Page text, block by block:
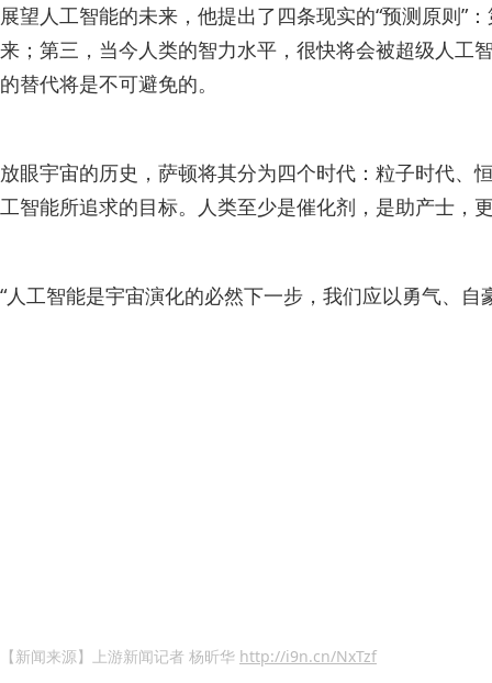
展望人工智能的未来，他提出了四条现实的“预测原则”
来；第三，当今人类的智力水平，很快将会被超级人工
的替代将是不可避免的。
放眼宇宙的历史，萨顿将其分为四个时代：粒子时代、
工智能所追求的目标。人类至少是催化剂，是助产士，
“人工智能是宇宙演化的必然下一步，我们应以勇气、
【新闻来源】上游新闻记者 杨昕华 http://i9n.cn/NxTzf